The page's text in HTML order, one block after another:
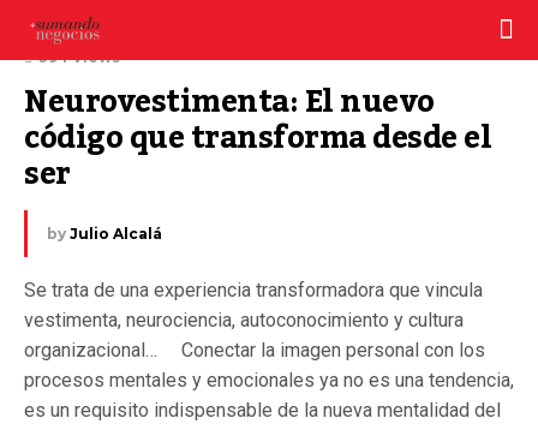
11 julio, 2025
394 Views
Neurovestimenta: El nuevo
código que transforma desde el
ser
by Julio Alcalá
Se trata de una experiencia transformadora que vincula
vestimenta, neurociencia, autoconocimiento y cultura
organizacional… Conectar la imagen personal con los
procesos mentales y emocionales ya no es una tendencia,
es un requisito indispensable de la nueva mentalidad del